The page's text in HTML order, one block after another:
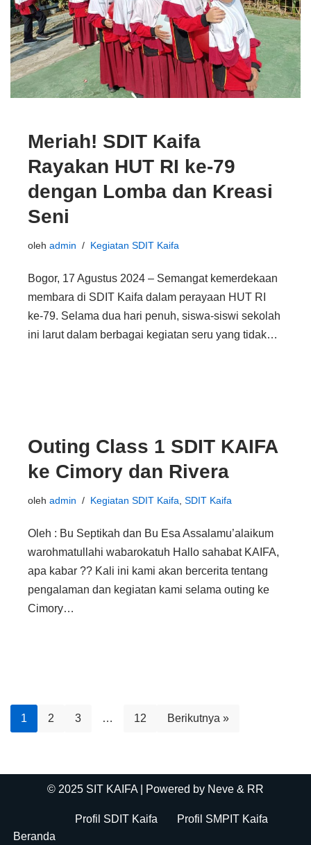
Meriah! SDIT Kaifa
Rayakan HUT RI ke-79
dengan Lomba dan Kreasi
Seni
oleh admin Kegiatan SDIT Kaifa
Bogor, 17 Agustus 2024 – Semangat kemerdekaan
membara di SDIT Kaifa dalam perayaan HUT RI
ke-79. Selama dua hari penuh, siswa-siswi sekolah
ini larut dalam berbagai kegiatan seru yang tidak…
Outing Class 1 SDIT KAIFA
ke Cimory dan Rivera
oleh admin Kegiatan SDIT Kaifa SDIT Kaifa
Oleh : Bu Septikah dan Bu Esa Assalamu’alaikum
warohmatullahi wabarokatuh Hallo sahabat KAIFA,
apa kabar ?? Kali ini kami akan bercerita tentang
pengalaman dan kegiatan kami selama outing ke
Cimory…
1 2 3 … 12 Berikutnya »
© 2025 SIT KAIFA | Powered by Neve & RR
Beranda
Profil SDIT Kaifa Profil SMPIT Kaifa